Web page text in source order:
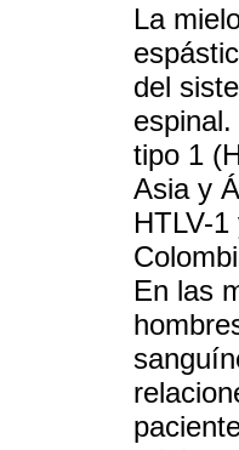
La
del
tipo 1
Asia y
HTLV-
En las